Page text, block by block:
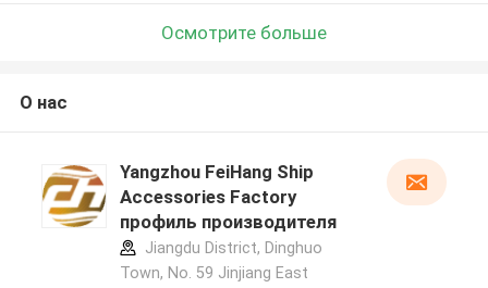
Осмотрите больше
О нас
Yangzhou FeiHang Ship
Accessories Factory
профиль производителя
Jiangdu District, Dinghuo
Town, No. 59 Jinjiang East